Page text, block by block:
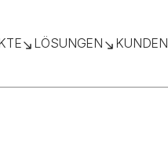
LÖSUNGEN KUNDEN